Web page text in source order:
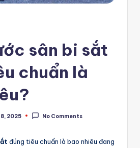
sân bi sắt
chuẩn là
2025 No Comments
đúng tiêu chuẩn là bao nhiêu đang